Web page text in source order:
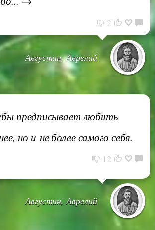
2
Августин, Аврелий
предписывает любить
но и не более самого себя.
12
Августин, Аврелий